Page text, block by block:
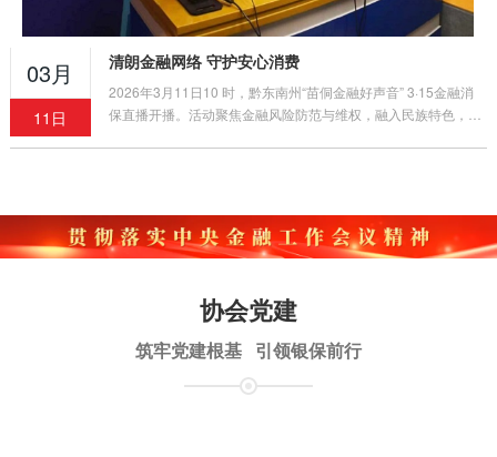
03月
11日
清朗金融网络 守护安心消费
2026年3月11日10 时，黔东南州“苗侗金融好声音” 3·15金融消
保直播开播。活动聚焦金融风险防范与维权，融入民族特色，三
协会党建
筑牢党建根基 引领银保前行